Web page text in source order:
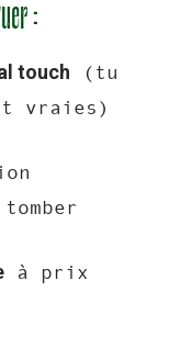
:
touch (tu
vraies)
à prix